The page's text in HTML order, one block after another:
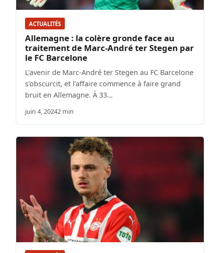
ACTUALITÉS
Allemagne : la colère gronde face au
traitement de Marc-André ter Stegen par
le FC Barcelone
L’avenir de Marc-André ter Stegen au FC Barcelone
s’obscurcit, et l’affaire commence à faire grand
bruit en Allemagne. À 33…
juin 4, 20242 min